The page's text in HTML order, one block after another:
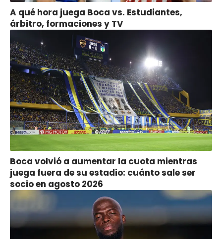
A qué hora juega Boca vs. Estudiantes,
árbitro, formaciones y TV
Boca volvió a aumentar la cuota mientras
juega fuera de su estadio: cuánto sale ser
socio en agosto 2026